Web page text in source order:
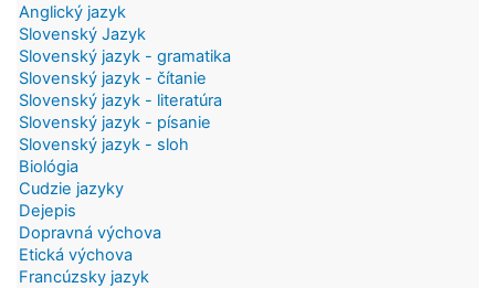
Anglický jazyk
Slovenský Jazyk
Slovenský jazyk - gramatika
Slovenský jazyk - čítanie
Slovenský jazyk - literatúra
Slovenský jazyk - písanie
Slovenský jazyk - sloh
Biológia
Cudzie jazyky
Dejepis
Dopravná výchova
Etická výchova
Francúzsky jazyk